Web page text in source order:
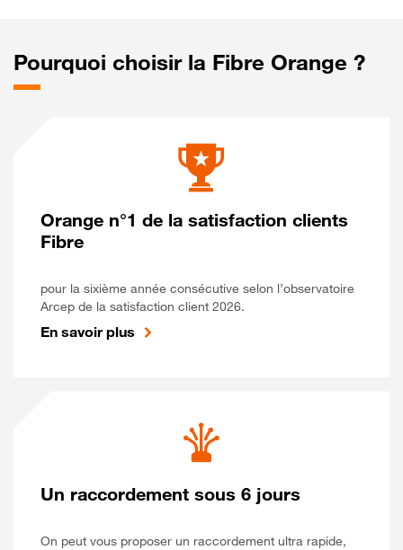
Pourquoi choisir la Fibre Orange ?
Orange n°1 de la satisfaction clients
Fibre
pour la sixième année consécutive selon l’observatoire
Arcep de la satisfaction client 2026.
En savoir plus
Un raccordement sous 6 jours
On peut vous proposer un raccordement ultra rapide,